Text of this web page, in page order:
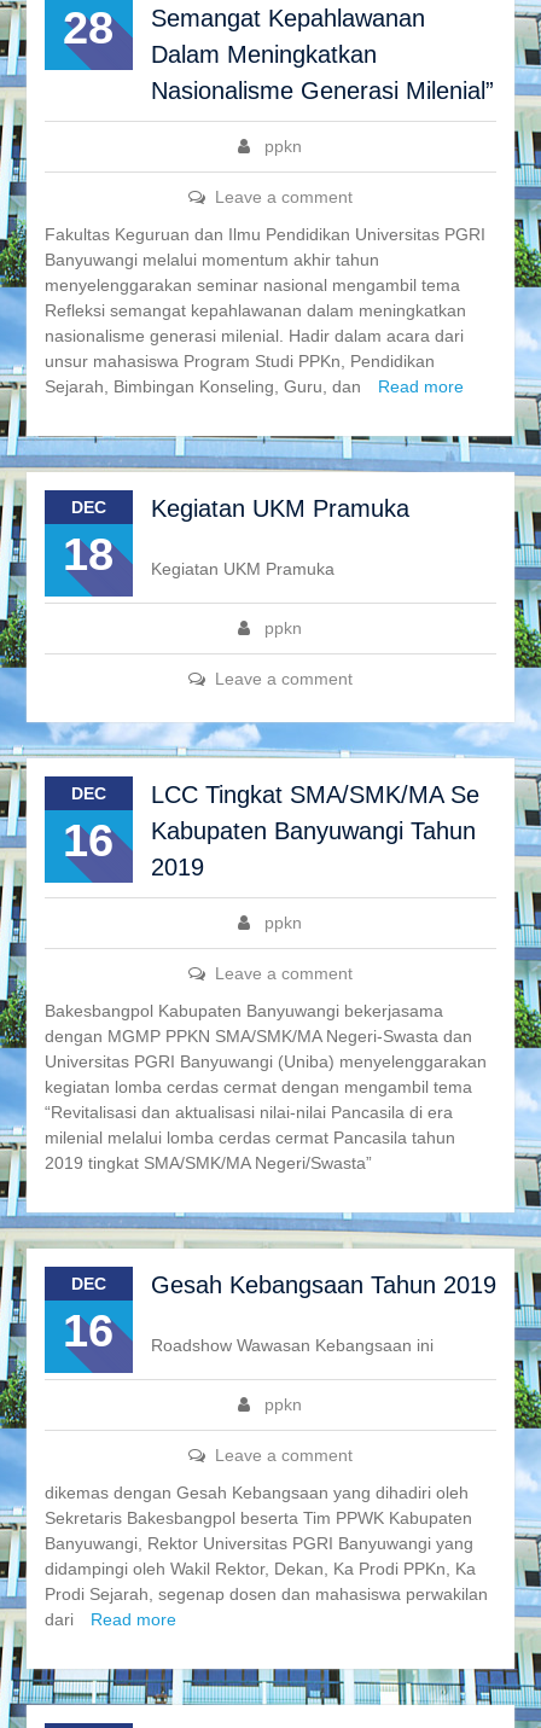
28
Semangat Kepahlawanan
Dalam Meningkatkan
Nasionalisme Generasi Milenial”
ppkn
Leave a comment
Fakultas Keguruan dan Ilmu Pendidikan Universitas PGRI
Banyuwangi melalui momentum akhir tahun
menyelenggarakan seminar nasional mengambil tema
Refleksi semangat kepahlawanan dalam meningkatkan
nasionalisme generasi milenial. Hadir dalam acara dari
unsur mahasiswa Program Studi PPKn, Pendidikan
Sejarah, Bimbingan Konseling, Guru, dan
Read more
DEC
18
Kegiatan UKM Pramuka
ppkn
Leave a comment
Kegiatan UKM Pramuka
DEC
16
LCC Tingkat SMA/SMK/MA Se
Kabupaten Banyuwangi Tahun
2019
ppkn
Leave a comment
Bakesbangpol Kabupaten Banyuwangi bekerjasama
dengan MGMP PPKN SMA/SMK/MA Negeri-Swasta dan
Universitas PGRI Banyuwangi (Uniba) menyelenggarakan
kegiatan lomba cerdas cermat dengan mengambil tema
“Revitalisasi dan aktualisasi nilai-nilai Pancasila di era
milenial melalui lomba cerdas cermat Pancasila tahun
2019 tingkat SMA/SMK/MA Negeri/Swasta”
DEC
16
Gesah Kebangsaan Tahun 2019
ppkn
Leave a comment
Roadshow Wawasan Kebangsaan ini
dikemas dengan Gesah Kebangsaan yang dihadiri oleh
Sekretaris Bakesbangpol beserta Tim PPWK Kabupaten
Banyuwangi, Rektor Universitas PGRI Banyuwangi yang
didampingi oleh Wakil Rektor, Dekan, Ka Prodi PPKn, Ka
Prodi Sejarah, segenap dosen dan mahasiswa perwakilan
dari
Read more